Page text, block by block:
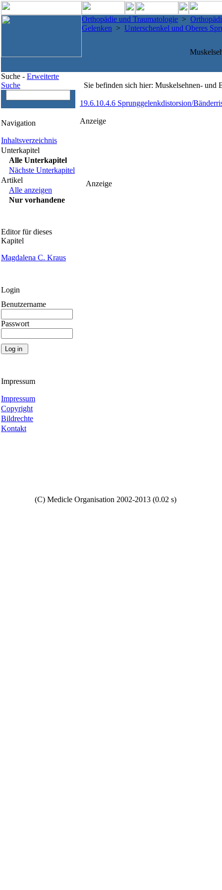
Orthopädie und Traumatologie >
Gelenken > Unterschenkel und Oberes
Suche - Erweiterte
Suche
Navigation
Inhaltsverzeichnis
Unterkapitel
Alle Unterkapitel
Nächste Unterkapitel
Artikel
Alle anzeigen
Nur vorhandene
Editor für dieses
Kapitel
Magdalena C. Kraus
Login
Benutzername
Passwort
Impressum
Impressum
Copyright
Bildrechte
Kontakt
Sie befinden sich hier: Muskelsehnen- und
19.6.10.4.6 Sprunggelenkdistorsion/
Anzeige
Anzeige
(C) Medicle Organisation 2002-2013 (0.02 s)